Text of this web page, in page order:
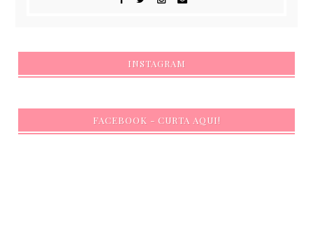
INSTAGRAM
FACEBOOK - CURTA AQUI!